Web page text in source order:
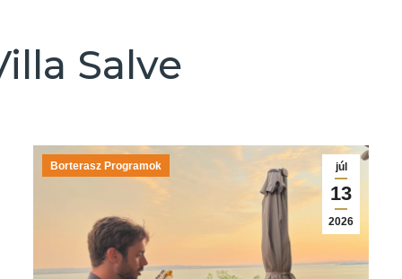
Salve
júl
13
2026
Borterasz Programok